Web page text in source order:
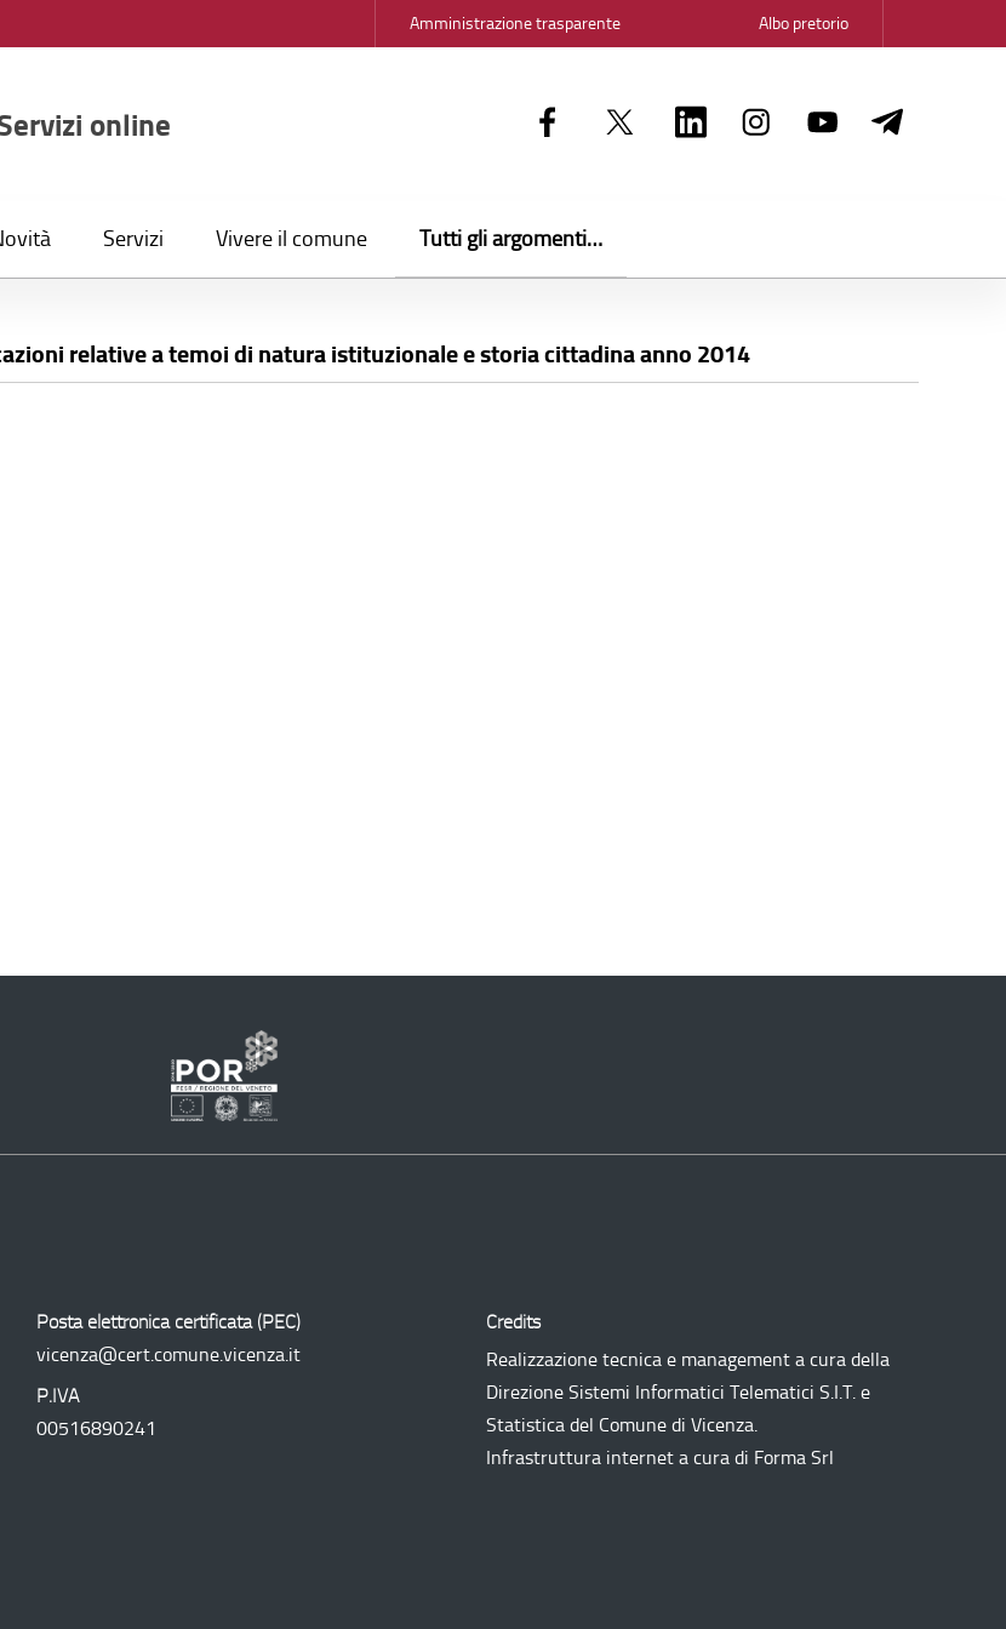
Amministrazione trasparente Albo pretorio
online
Servizi Vivere il comune Tutti gli argomenti…
relative a temoi di natura istituzionale e storia cittadina anno 2014
Operativo
Posta elettronica certificata (PEC)
vicenza@cert.comune.vicenza.it
P.IVA
00516890241
Credits
Realizzazione tecnica e management a cura della
Direzione Sistemi Informatici TelematiciS.I.T. e
Statistica del Comune di Vicenza.
Infrastruttura internet a cura di Forma Srl